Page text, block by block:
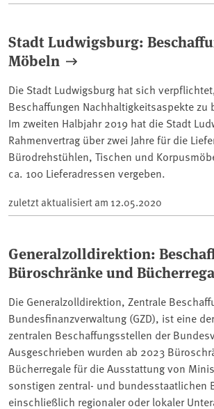
Stadt Ludwigsburg:
Möbeln
Die Stadt Ludwigsburg hat sich
Beschaffungen Nachhaltigkeitsaspekte zu
Im zweiten Halbjahr 2019 hat die Stadt
Rahmenvertrag über zwei Jahre für die
Bürodrehstühlen, Tischen und
ca. 100 Lieferadressen vergeben.
zuletzt aktualisiert am 12.05.2020
Generalzolldirektion:
Büroschränke und
Die Generalzolldirektion, Zentrale
Bundesfinanzverwaltung (GZD), ist eine
zentralen Beschaffungsstellen der
Ausgeschrieben wurden ab 2023
Bücherregale für die Ausstattung von
sonstigen zentral- und bundesstaatlichen
einschließlich regionaler oder lokaler